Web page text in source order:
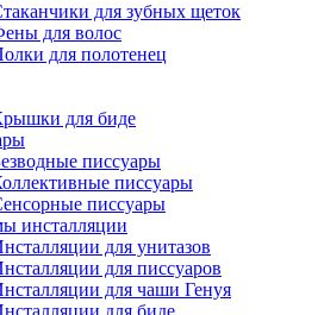
для зубных щеток
для волос
для полотенец
для биде
писсуары
писсуары
писсуары
инсталляции
для унитазов
для писсуаров
для чаши Генуя
для биде